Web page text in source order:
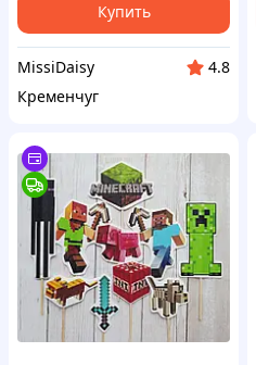
Купить
MissiDaisy
4.8
Кременчуг